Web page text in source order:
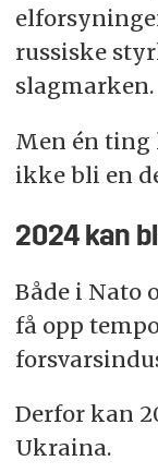
russiske
slagmarken.
Men én ting
ikke bli en
2024 kan
Både i Nato
få opp
Derfor kan
Ukraina.